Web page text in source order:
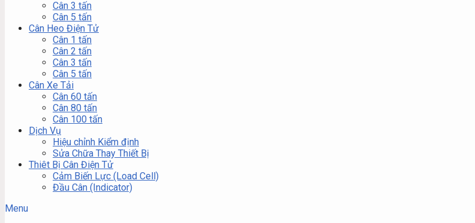
Cân 3 tấn
Cân 5 tấn
Cân Heo Điện Tử
Cân 1 tấn
Cân 2 tấn
Cân 3 tấn
Cân 5 tấn
Cân Xe Tải
Cân 60 tấn
Cân 80 tấn
Cân 100 tấn
Dịch Vụ
Hiệu chỉnh Kiểm định
Sửa Chữa Thay Thiết Bị
Thiêt Bị Cân Điện Tử
Cảm Biến Lực (Load Cell)
Đầu Cân (Indicator)
Menu